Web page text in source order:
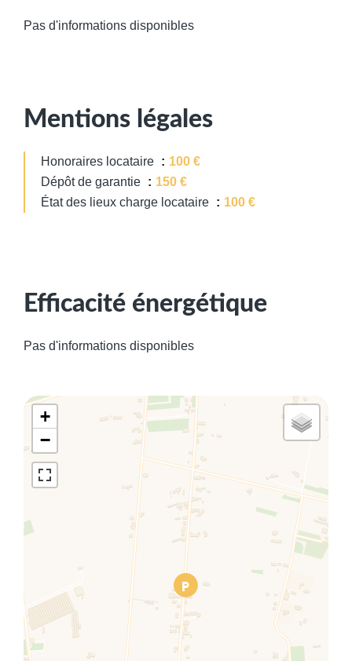
Pas d'informations disponibles
Mentions légales
Honoraires locataire
100 €
Dépôt de garantie
150 €
État des lieux charge locataire
100 €
Efficacité énergétique
Pas d'informations disponibles
+
−